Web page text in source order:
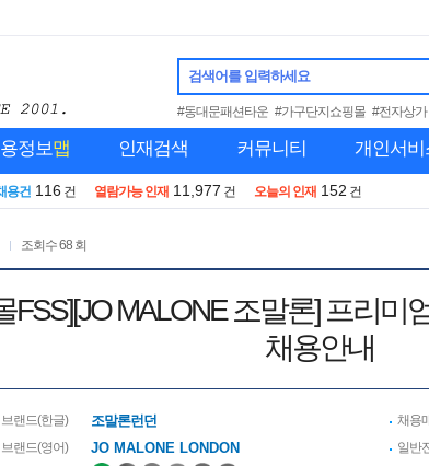
검색어를 입력하세요
#동대문패션타운 #가구단지쇼핑몰 #전자상가
정보맵 인재검색 커뮤니티 개인서비
용건 116 건 열람가능 인재 11,977 건 오늘의 인재 152 건
조회수68 회
FSS][JO MALONE 조말론] 프리
채용안내
브랜드(한글) 조말론런던
브랜드(영어) JO MALONE LONDON
채용
일반